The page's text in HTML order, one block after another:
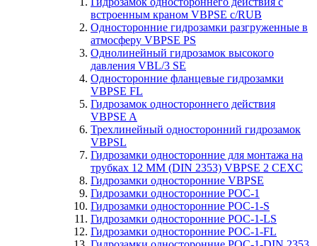
встроенным краном VBPSE c/RUB
Односторонние гидрозамки разгруженные в
атмосферу VBPSE PS
Однолинейный гидрозамок высокого
давления VBL/3 SE
Односторонние фланцевые гидрозамки
VBPSE FL
Гидрозамок одностороннего действия
VBPSE A
Трехлинейный односторонний гидрозамок
VBPSL
Гидрозамки односторонние для монтажа на
трубках 12 ММ (DIN 2353) VBPSE 2 CEXC
Гидрозамки односторонние VBPSE
Гидрозамки односторонние POC-1
Гидрозамки односторонние POC-1-S
Гидрозамки односторонние POC-1-LS
Гидрозамки односторонние POC-1-FL